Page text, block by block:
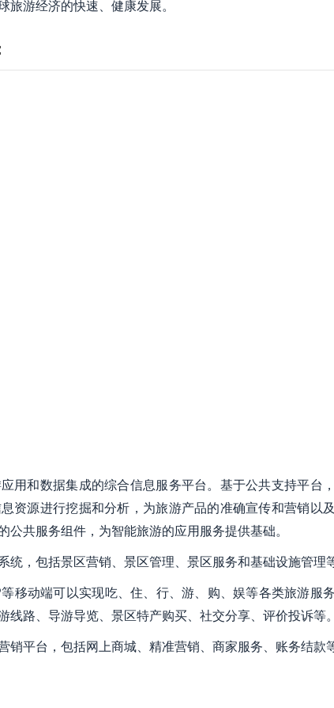
游经济的快速、健康发展。
用和数据集成的综合信息服务平台。基于公共支持平台
资源进行挖掘和分析，为旅游产品的准确宣传和营销以
共服务组件，为智能旅游的应用服务提供基础。
统，包括景区营销、景区管理、景区服务和基础设施管理等
移动端可以实现吃、住、行、游、购、娱等各类旅游服
路、导游导览、景区特产购买、社交分享、评价投诉等。
销平台，包括网上商城、精准营销、商家服务、账务结款等